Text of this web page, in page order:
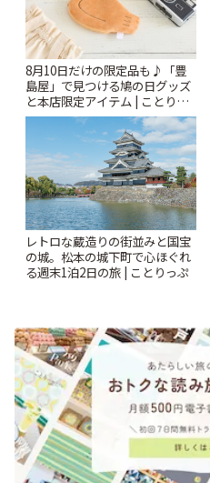
8月10日だけの限定品も♪「豊
島屋」で見つける鳩の日グッズ
と本店限定アイテム | ことりっ
ぷ
レトロな蔵造りの街並みと国宝
の城。松本の城下町で心ほぐれ
る週末1泊2日の旅 | ことりっぷ